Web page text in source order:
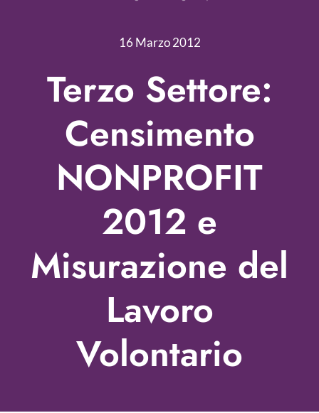
Nonprofit Blog
Libri
Multimedia
Come contattarci
16 Marzo 2012
Terzo Settore:
Censimento
NONPROFIT
2012 e
Misurazione del
Lavoro
Volontario